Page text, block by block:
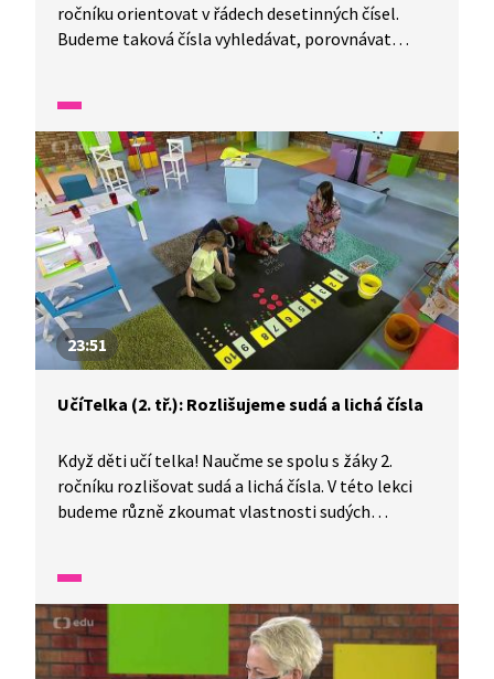
ročníku orientovat v řádech desetinných čísel.
Budeme taková čísla vyhledávat, porovnávat
23:51
UčíTelka (2. tř.): Rozlišujeme sudá a lichá čísla
Když děti učí telka! Naučme se spolu s žáky 2.
ročníku rozlišovat sudá a lichá čísla. V této lekci
budeme různě zkoumat vlastnosti sudých